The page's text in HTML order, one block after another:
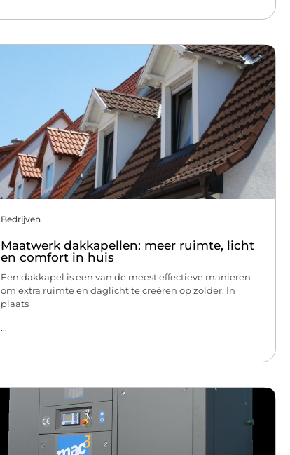
Bedrijven
Maatwerk dakkapellen: meer ruimte, licht
en comfort in huis
Een dakkapel is een van de meest effectieve manieren
om extra ruimte en daglicht te creëren op zolder. In
plaats
...